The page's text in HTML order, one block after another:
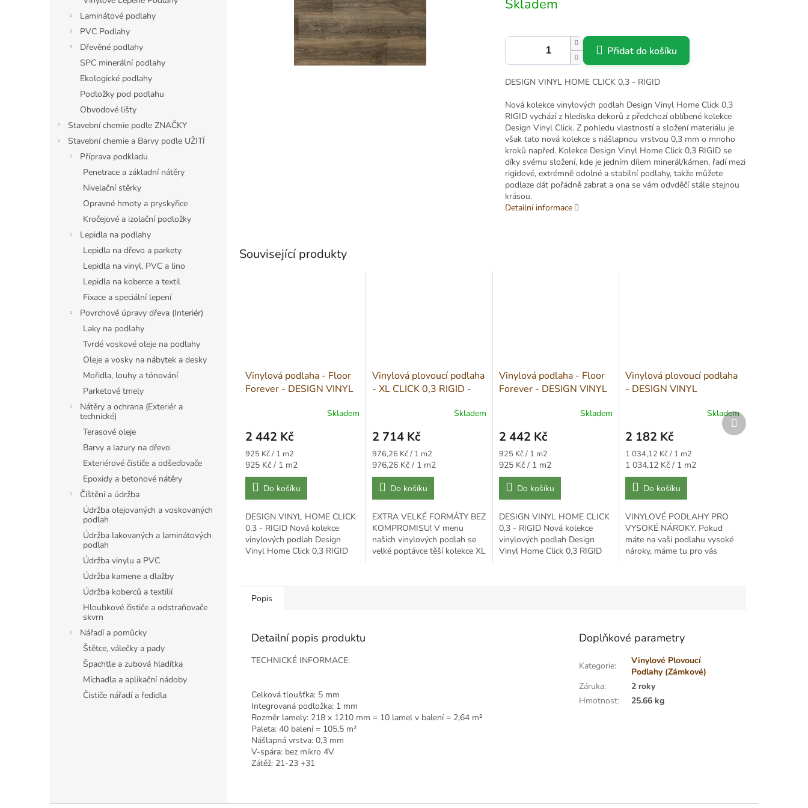
Laminátové podlahy
PVC Podlahy
Dřevěné podlahy
SPC minerální podlahy
Ekologické podlahy
Podložky pod podlahu
Obvodové lišty
Stavební chemie podle ZNAČKY
Stavební chemie a Barvy podle UŽITÍ
Příprava podkladu
Penetrace a základní nátěry
Nivelační stěrky
Opravné hmoty a pryskyřice
Kročejové a izolační podložky
Lepidla na podlahy
Lepidla na dřevo a parkety
Lepidla na vinyl, PVC a lino
Lepidla na koberce a textil
Fixace a speciální lepení
Povrchové úpravy dřeva (Interiér)
Laky na podlahy
Tvrdé voskové oleje na podlahy
Oleje a vosky na nábytek a desky
Mořidla, louhy a tónování
Parketové tmely
Nátěry a ochrana (Exteriér a
technické)
Terasové oleje
Barvy a lazury na dřevo
Exteriérové čističe a odšeďovače
Epoxidy a betonové nátěry
Čištění a údržba
Údržba olejovaných a voskovaných
podlah
Údržba lakovaných a laminátových
podlah
Údržba vinylu a PVC
Údržba kamene a dlažby
Údržba koberců a textilií
Hloubkové čističe a odstraňovače
skvrn
Nářadí a pomůcky
Štětce, válečky a pady
Špachtle a zubová hladítka
Míchadla a aplikační nádoby
Čističe nářadí a ředidla
Skladem
Přidat do košíku
DESIGN VINYL HOME CLICK 0,3 - RIGID
Nová kolekce vinylových podlah Design Vinyl Home Click 0,3
RIGID vychází z hlediska dekorů z předchozí oblíbené kolekce
Design Vinyl Click. Z pohledu vlastností a složení materiálu je
však tato nová kolekce s nášlapnou vrstvou 0,3 mm o mnoho
kroků napřed. Kolekce Design Vinyl Home Click 0,3 RIGID se
díky svému složení, kde je jedním dílem minerál/kámen, řadí mezi
rigidové, extrémně odolné a stabilní podlahy, takže můžete
podlaze dát pořádně zabrat a ona se vám odvděčí stále stejnou
krásou.
Detailní informace
Související produkty
Vinylová podlaha - Floor
Forever - DESIGN VINYL
Skladem
2 442 Kč
Měrná
cena:
925 Kč / 1 m2
Měrná
cena:
925 Kč / 1 m2
Do košíku
DESIGN VINYL HOME CLICK
0,3 - RIGID Nová kolekce
vinylových podlah Design
Vinyl Home Click 0,3 RIGID
Vinylová plovoucí podlaha
- XL CLICK 0,3 RIGID -
Skladem
2 714 Kč
Měrná
cena:
976,26 Kč / 1 m2
Měrná
cena:
976,26 Kč / 1 m2
Do košíku
EXTRA VELKÉ FORMÁTY BEZ
KOMPROMISU! V menu
našich vinylových podlah se
velké poptávce těší kolekce XL
Vinylová podlaha - Floor
Forever - DESIGN VINYL
Skladem
2 442 Kč
Měrná
cena:
925 Kč / 1 m2
Měrná
cena:
925 Kč / 1 m2
Do košíku
DESIGN VINYL HOME CLICK
0,3 - RIGID Nová kolekce
vinylových podlah Design
Vinyl Home Click 0,3 RIGID
Vinylová plovoucí podlaha
- DESIGN VINYL
Skladem
2 182 Kč
Měrná
cena:
1 034,12 Kč / 1 m2
Měrná
cena:
1 034,12 Kč / 1 m2
Do košíku
VINYLOVÉ PODLAHY PRO
VYSOKÉ NÁROKY. Pokud
máte na vaši podlahu vysoké
nároky, máme tu pro vás
Další
produkt
Popis
Detailní popis produktu
TECHNICKÉ INFORMACE:
Celková tloušťka: 5 mm
Integrovaná podložka: 1 mm
Rozměr lamely: 218 x 1210 mm = 10 lamel v balení = 2,64 m²
Paleta: 40 balení = 105,5 m²
Nášlapná vrstva: 0,3 mm
V-spára: bez mikro 4V
Zátěž: 21-23 +31
Doplňkové parametry
Kategorie:
Vinylové Plovoucí
Podlahy (Zámkové)
Záruka:
2 roky
Hmotnost: 25.66 kg